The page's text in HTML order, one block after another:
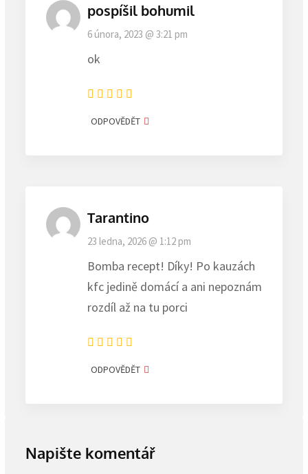
pospíšil bohumil
6 února, 2023 @ 3:21 pm
ok
ODPOVĚDĚT
Tarantino
23 ledna, 2026 @ 1:12 pm
Bomba recept! Díky! Po kauzách
kfc jedině domácí a ani nepoznám
rozdíl až na tu porci
ODPOVĚDĚT
Napište komentář